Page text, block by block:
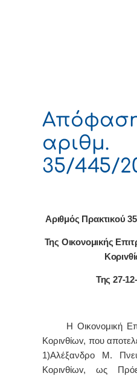
αριθμ.
35/445/
Αριθμός Πρακτικού 35
Της Οικονομικής
Της 27-
Η Οικονομική
Κoριvθίωv, πoυ
1)Αλέξανδρο Μ.
Κoριvθίωv, ως